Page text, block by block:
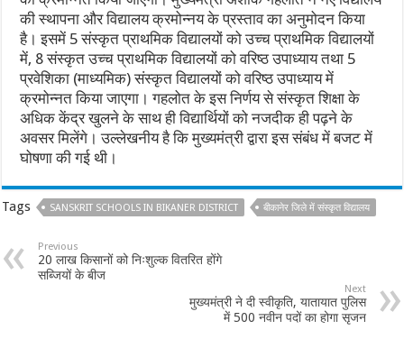
की स्थापना और विद्यालय क्रमोन्नय के प्रस्ताव का अनुमोदन किया
है। इसमें 5 संस्कृत प्राथमिक विद्यालयों को उच्च प्राथमिक विद्यालयों
में, 8 संस्कृत उच्च प्राथमिक विद्यालयों को वरिष्ठ उपाध्याय तथा 5
प्रवेशिका (माध्यमिक) संस्कृत विद्यालयों को वरिष्ठ उपाध्याय में
क्रमोन्नत किया जाएगा। गहलोत के इस निर्णय से संस्कृत शिक्षा के
अधिक केंद्र खुलने के साथ ही विद्यार्थियों को नजदीक ही पढ़ने के
अवसर मिलेंगे। उल्लेखनीय है कि मुख्यमंत्री द्वारा इस संबंध में बजट में
घोषणा की गई थी।
Tags SANSKRIT SCHOOLS IN BIKANER DISTRICT बीकानेर जिले में संस्कृत विद्यालय
Previous
20 लाख किसानों को निःशुल्क वितरित होंगे
सब्जियों के बीज
Next
मुख्यमंत्री ने दी स्वीकृति, यातायात पुलिस
में 500 नवीन पदों का होगा सृजन